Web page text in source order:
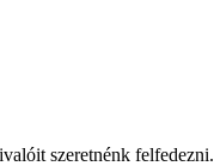
szeretnénk felfedezni.